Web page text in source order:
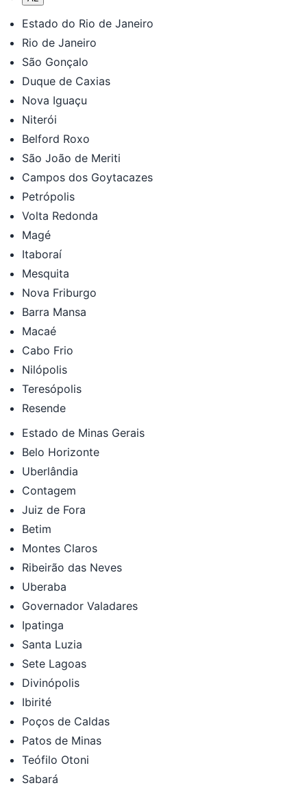
Estado do Rio de Janeiro
Rio de Janeiro
São Gonçalo
Duque de Caxias
Nova Iguaçu
Niterói
Belford Roxo
São João de Meriti
Campos dos Goytacazes
Petrópolis
Volta Redonda
Magé
Itaboraí
Mesquita
Nova Friburgo
Barra Mansa
Macaé
Cabo Frio
Nilópolis
Teresópolis
Resende
Estado de Minas Gerais
Belo Horizonte
Uberlândia
Contagem
Juiz de Fora
Betim
Montes Claros
Ribeirão das Neves
Uberaba
Governador Valadares
Ipatinga
Santa Luzia
Sete Lagoas
Divinópolis
Ibirité
Poços de Caldas
Patos de Minas
Teófilo Otoni
Sabará